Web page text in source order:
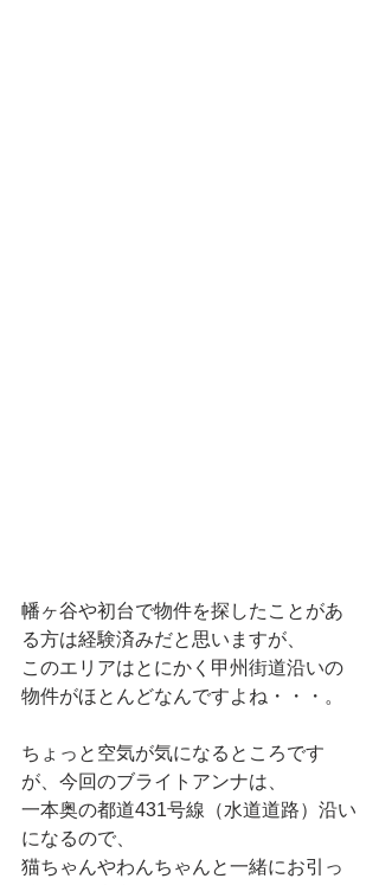
幡ヶ谷や初台で物件を探したことがあ
る方は経験済みだと思いますが、
このエリアはとにかく甲州街道沿いの
物件がほとんどなんですよね・・・。
ちょっと空気が気になるところです
が、今回のブライトアンナは、
一本奥の都道431号線（水道道路）沿い
になるので、
猫ちゃんやわんちゃんと一緒にお引っ